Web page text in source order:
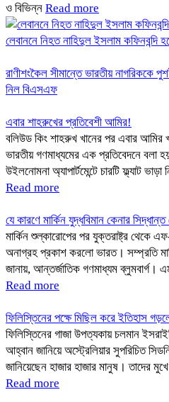
ও বিভিন্ন Read more
লেবাননে নিহত নাহিদুল ইসলাম কফিনবন্দি
রাণীশংকৈল সীমান্তে ভারতীয় নাগরিককে
নিল বিএসএফ
এবার শাহরুখের প্রতিবেশী আমির!
বলিউড কিং শাহরুখ খানের পর এবার আমির
ভারতীয় গণমাধ্যমের এক প্রতিবেদনে বলা
উইলনোমনা অ্যাপার্টমেন্টে চারটি ফ্ল্যাট
Read more
যে কারণে মার্কিন যুদ্ধবিমান কেনার
মার্কিন শুল্কারোপের পর যুক্তরাষ্ট্র থেকে
অনাগ্রহ প্রকাশ করলো ভারত। সম্প্রতি
জানায়, আন্তর্জাতিক গণমাধ্যম ব্লুমবার্গ।
Read more
ফিলিস্তিনের পক্ষে মিছিল করে ইতিহাস
ফিলিস্তিনের গাজা উপত্যকায় চলমান
আহ্বান জানিয়ে অস্ট্রেলিয়ার সুপরিচিত
জানিয়েছেন হাজার হাজার মানুষ। তাদের
Read more